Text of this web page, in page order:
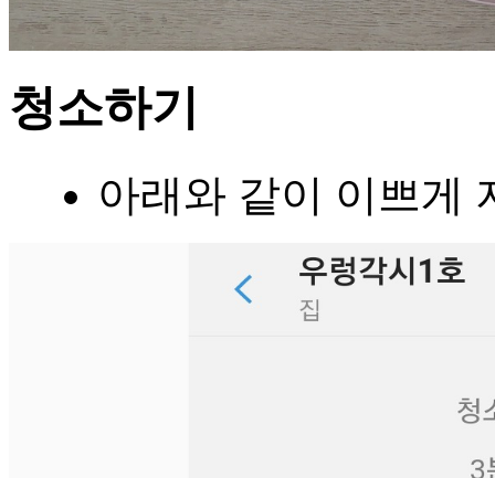
청소하기
아래와 같이 이쁘게